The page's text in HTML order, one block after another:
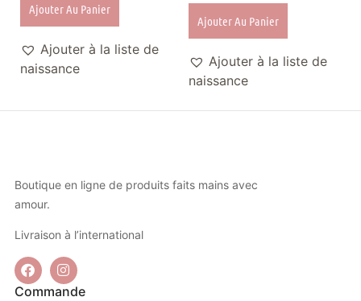
Ajouter Au Panier
Ajouter à la liste de
naissance
Ajouter Au Panier
Ajouter à la liste de
naissance
Boutique en ligne de produits faits mains avec
amour.
Livraison à l’international
Commande